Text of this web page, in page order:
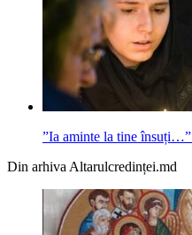
”Ia aminte la tine
Din arhiva Altarulcredinței.md